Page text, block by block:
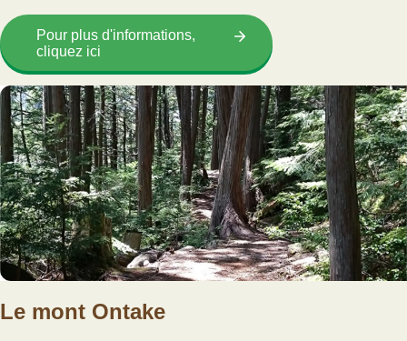
Pour plus d'informations,
cliquez ici
Le mont Ontake